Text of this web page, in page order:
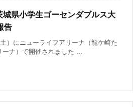
城県小学生ゴーセンダブルス大
告
）にニューライフアリーナ（龍ケ崎た
ナ）で開催されました ...